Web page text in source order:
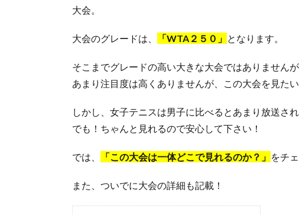
大会。
大会のグレードは、 「WTA２５０」 となります。
そこまでグレードの高い大きな大会ではありません
あまり注目度は高くありませんが、この大会を見た
しかし、女子テニスは男子に比べるとあまり放送さ
でも！ちゃんと見れるので安心して下さい！
では、 「この大会は一体どこで見れるのか？」 をチ
また、ついでに大会の詳細も記載！